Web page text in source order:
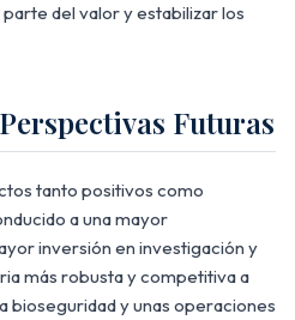
del valor y estabilizar los
Futuras
tanto positivos como
a una mayor
inversión en investigación y
más robusta y competitiva a
bioseguridad y unas operaciones